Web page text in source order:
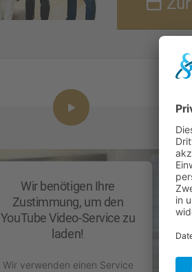
Wir benötigen Ihre
Zustimmung, um den
YouTube Video-Service zu
laden!
Wir verwenden einen Service